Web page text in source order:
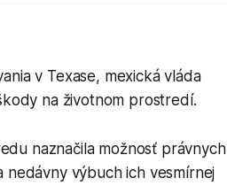
v Texase, mexická vláda
na životnom prostredí.
naznačila možnosť právnych
nedávny výbuch ich vesmírnej